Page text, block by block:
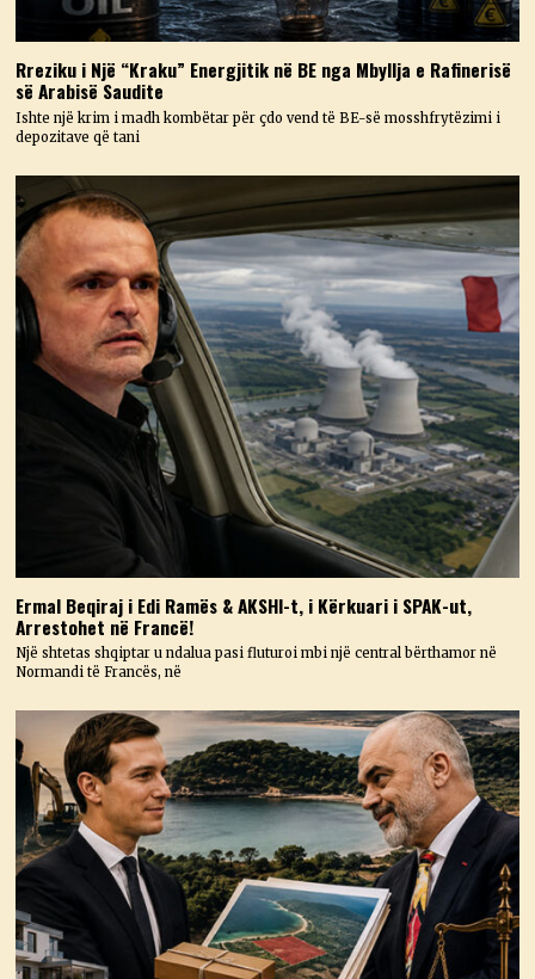
Rreziku i Një “Kraku” Energjitik në BE nga Mbyllja e Rafinerisë
së Arabisë Saudite
Ishte një krim i madh kombëtar për çdo vend të BE-së mosshfrytëzimi i
depozitave që tani
Ermal Beqiraj i Edi Ramës & AKSHI-t, i Kërkuari i SPAK-ut,
Arrestohet në Francë!
Një shtetas shqiptar u ndalua pasi fluturoi mbi një central bërthamor në
Normandi të Francës, në